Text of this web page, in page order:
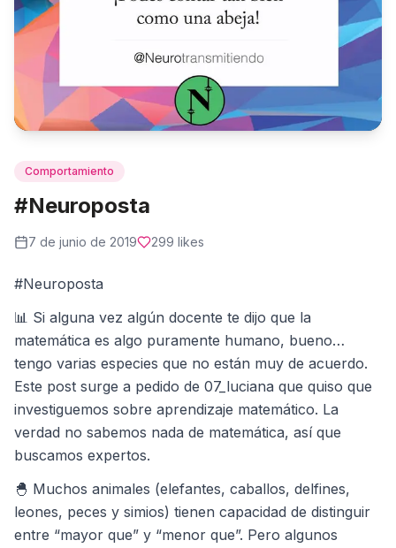
Comportamiento
#Neuroposta
7 de junio de 2019 299 likes
#Neuroposta
📊 Si alguna vez algún docente te dijo que la
matemática es algo puramente humano, bueno…
tengo varias especies que no están muy de acuerdo.
Este post surge a pedido de 07_luciana que quiso que
investiguemos sobre aprendizaje matemático. La
verdad no sabemos nada de matemática, así que
buscamos expertos.
🐣 Muchos animales (elefantes, caballos, delfines,
leones, peces y simios) tienen capacidad de distinguir
entre “mayor que” y “menor que”. Pero algunos